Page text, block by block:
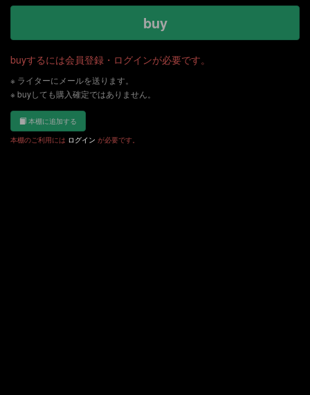
buy
buyするには会員登録・ログインが必要です。
※ ライターにメールを送ります。
※ buyしても購入確定ではありません。
本棚に追加する
本棚のご利用には ログイン が必要です。